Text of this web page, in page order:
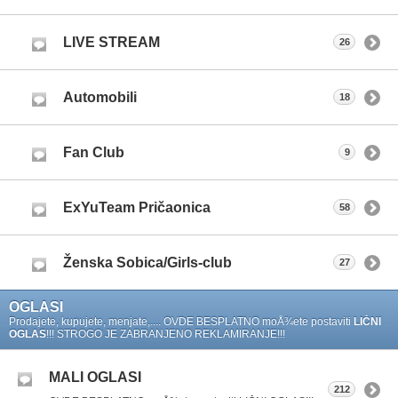
LIVE STREAM 26
Automobili 18
Fan Club 9
ExYuTeam Pričaonica 58
Ženska Sobica/Girls-club 27
OGLASI
Prodajete, kupujete, menjate,.... OVDE BESPLATNO moÅ¾ete postaviti LIČNI
OGLAS!!! STROGO JE ZABRANJENO REKLAMIRANJE!!!
MALI OGLASI
212